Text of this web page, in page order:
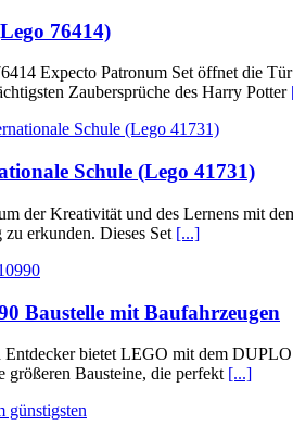
76414)
Expecto Patronum Set öffnet die
Zaubersprüche des Harry Potter
Schule (Lego 41731)
der Kreativität und des Lernens mit
erkunden. Dieses Set [...]
Baustelle mit Baufahrzeugen
Entdecker bietet LEGO mit dem
Bausteine, die perfekt [...]